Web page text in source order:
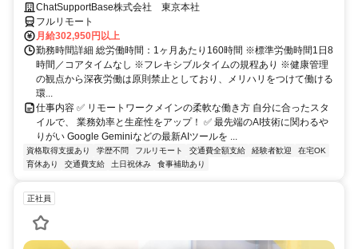
ChatSupportBase株式会社 東京本社
フルリモート
月給302,950円以上
勤務時間詳細 総労働時間：1ヶ月あたり160時間 ※標準労働時間1日8
時間／コアタイムなし ※フレキシブルタイムの規程あり ※健康管理
の観点から深夜労働は原則禁止としており、メリハリをつけて働ける
環...
仕事内容 ✅ リモートワークメインの柔軟な働き方 自分に合ったスタ
イルで、 業務効率と生産性をアップ！ ✅ 最先端のAI技術に関わるや
りがい Google Geminiなどの最新AIツールを ...
資格取得支援あり 学歴不問 フルリモート 交通費全額支給 経験者歓迎
在宅OK
育休あり
交通費支給 土日祝休み 食事補助あり
正社員